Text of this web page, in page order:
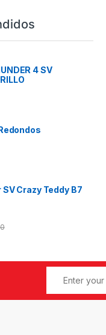
4 SV
Crazy Teddy B7